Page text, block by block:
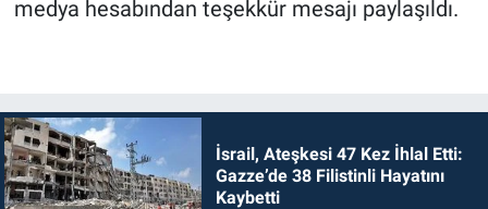
medya hesabından teşekkür mesajı paylaşıldı.
İsrail, Ateşkesi 47 Kez İhlal Etti:
Gazze’de 38 Filistinli Hayatını
Kaybetti